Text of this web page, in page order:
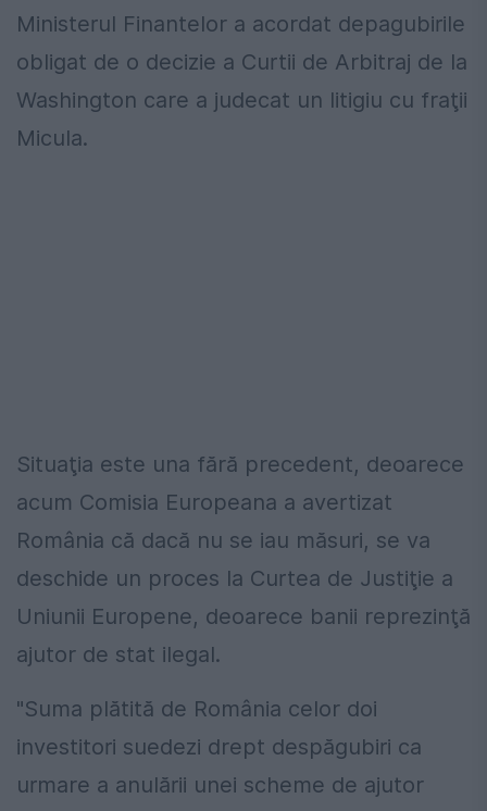
Ministerul Finantelor a acordat depagubirile
obligat de o decizie a Curtii de Arbitraj de la
Washington care a judecat un litigiu cu fraţii
Micula.
Situaţia este una fără precedent, deoarece
acum Comisia Europeana a avertizat
România că dacă nu se iau măsuri, se va
deschide un proces la Curtea de Justiţie a
Uniunii Europene, deoarece banii reprezinţă
ajutor de stat ilegal.
"Suma plătită de România celor doi
investitori suedezi drept despăgubiri ca
urmare a anulării unei scheme de ajutor